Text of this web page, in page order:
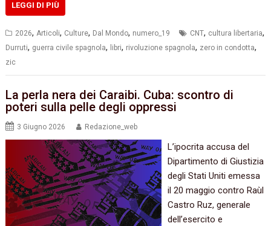
LEGGI DI PIÙ
2026, Articoli, Culture, Dal Mondo, numero_19 CNT, cultura libertaria,
Durruti, guerra civile spagnola, libri, rivoluzione spagnola, zero in condotta,
zic
La perla nera dei Caraibi. Cuba: scontro di
poteri sulla pelle degli oppressi
3 Giugno 2026 Redazione_web
L’ipocrita accusa del
Dipartimento di Giustizia
degli Stati Uniti emessa
il 20 maggio contro Raùl
Castro Ruz, generale
dell’esercito e